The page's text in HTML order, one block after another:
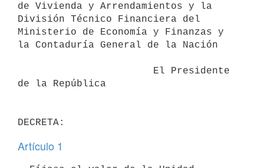
de Vivienda y Arrendamientos y la
División Técnico Financiera del
Ministerio de Economía y Finanzas y
la Contaduría General de la Nación
de la República
Artículo 1